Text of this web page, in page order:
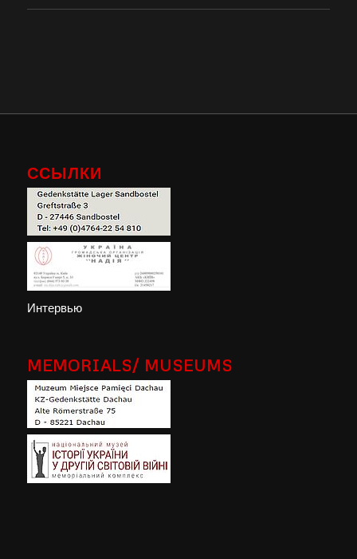
ССЫЛКИ
Интервью
MEMORIALS/ MUSEUMS